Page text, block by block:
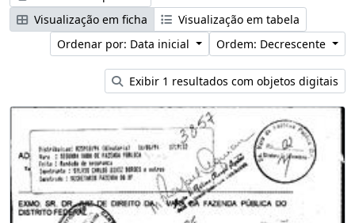
Visualização em ficha
Visualização em tabela
Ordenar por: Data inicial
Ordem: Decrescente
Exibir 1 resultados com objetos digitais